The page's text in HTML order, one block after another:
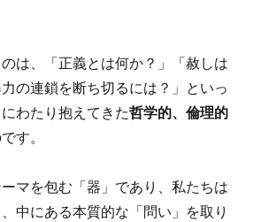
は、「正義とは何か？」「赦しは
の連鎖を断ち切るには？」といっ
わたり抱えてきた哲学的、倫理的
す。
マを包む「器」であり、私たちは
中にある本質的な「問い」を取り